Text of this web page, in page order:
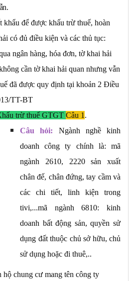
khẩu để được khấu trừ thuế, hoàn
có đủ điều kiện và các thủ tục:
ngân hàng, hóa đơn, tờ khai hải
cần tờ khai hải quan nhưng vẫn
đã được quy định tại khoản 2 Điều
TT-BT
trừ thuế GTGTCâu 1 .
Câu hỏi:
Ngành nghề kinh
doanh công ty chính là: mã
ngành 2610, 2220 sản xuất
chân đế, chân đứng, tay cầm và
các chi tiết, linh kiện trong
tivi,...mã ngành 6810: kinh
doanh bất động sản, quyền sử
dụng đất thuộc chủ sở hữu, chủ
sử dụng hoặc đi thuê,..
hộ chung cư mang tên công ty